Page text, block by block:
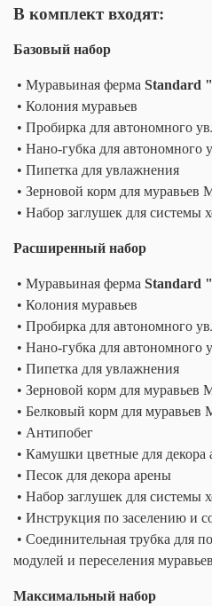
В комплект входят:
Базовый набор
• Муравьиная ферма Standard
• Колония муравьев
• Пробирка для автономного
• Нано-губка для автономного
• Пипетка для увлажнения
• Зерновой корм для муравьев
• Набор заглушек для системы
Расширенный набор
• Муравьиная ферма Standard
• Колония муравьев
• Пробирка для автономного
• Нано-губка для автономного
• Пипетка для увлажнения
• Зерновой корм для муравьев
• Белковый корм для муравьев
• Антипобег
• Камушки цветные для декора
• Песок для декора арены
• Набор заглушек для системы
• Инструкция по заселению и
• Соединительная трубка для
модулей и переселения муравьев
Максимальный набор